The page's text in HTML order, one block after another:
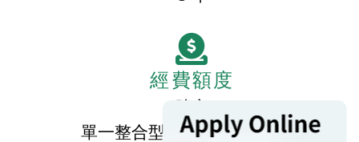
經費額度
單一整合型上限每年 800 萬元